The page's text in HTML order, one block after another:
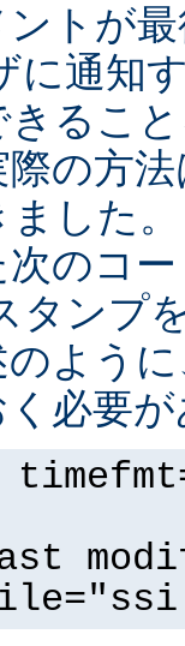
トが
に通知
るこ
の方
ました
次のコ
タンプ
よう
必要